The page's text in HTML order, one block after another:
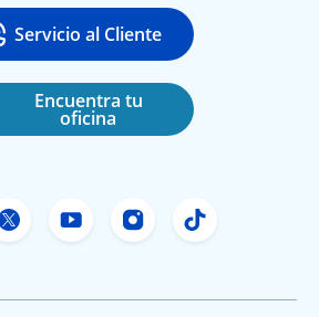
Call
Servicio al Cliente
at 888-531-6720
Encuentra tu
oficina
de Freeway Insurance
Twitter de Freeway Insurance
YouTube de Freeway
Instagram
TikTok